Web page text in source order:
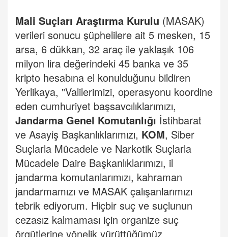
Mali Suçları Araştırma Kurulu (MASAK)
verileri sonucu şüphelilere ait 5 mesken, 15
arsa, 6 dükkan, 32 araç ile yaklaşık 106
milyon lira değerindeki 45 banka ve 35
kripto hesabına el konulduğunu bildiren
Yerlikaya, "Valilerimizi, operasyonu koordine
eden cumhuriyet başsavcılıklarımızı,
Jandarma Genel Komutanlığı İstihbarat
ve Asayiş Başkanlıklarımızı, KOM, Siber
Suçlarla Mücadele ve Narkotik Suçlarla
Mücadele Daire Başkanlıklarımızı, il
jandarma komutanlarımızı, kahraman
jandarmamızı ve MASAK çalışanlarımızı
tebrik ediyorum. Hiçbir suç ve suçlunun
cezasız kalmaması için organize suç
örgütlerine yönelik yürüttüğümüz